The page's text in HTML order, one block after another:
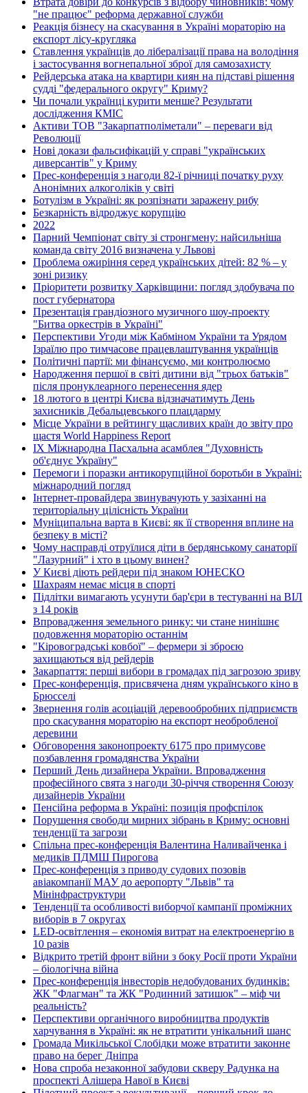
"не працює" реформа державної служби
Реакція бізнесу на скасування в Україні мораторію на
експорт лісу-кругляка
Ставлення українців до лібералізації права на володіння
і застосування вогнепальної зброї для самозахисту
Рейдерська атака на квартири киян на підставі рішення
судді "федерального округу" Криму?
Чи почали українці курити менше? Результати
дослідження КМІС
Активи ТОВ "Закарпатполіметали" – переваги від
Революції
Нові докази фальсифікацій у справі "українських
диверсантів" у Криму
Прес-конференція з нагоди 82-ї річниці початку руху
Анонімних алкоголіків у світі
Ботулізм в Україні: як розпізнати заражену рибу
Безкарність відроджує корупцію
2022
Парний Чемпіонат світу зі стронгмену: найсильніша
команда світу 2016 визначена у Львові
Проблема ожиріння серед українських дітей: 82 % – у
зоні ризику
Пріоритети розвитку Харківщини: погляд здобувача по
пост губернатора
Презентація грандіозного музичного шоу-проекту
"Битва оркестрів в Україні"
Перспективи Угоди між Кабміном України та Урядом
Ізраїлю про тимчасове працевлаштування українців
Політичні партії: ми фінансуємо, ми контролюємо
Народження першої в світі дитини від "трьох батьків"
після пронуклеарного перенесення ядер
18 лютого в центрі Києва відзначатимуть День
захисників Дебальцевського плацдарму
Місце України в рейтингу щасливих країн до звіту про
щастя World Happiness Report
ІХ Міжнародна Пасхальна асамблея "Духовність
об'єднує Україну"
Перемоги і поразки антикорупційної боротьби в Україні:
міжнародний погляд
Інтернет-провайдера звинувачують у зазіханні на
територіальну цілісність України
Муніципальна варта в Києві: як її створення вплине на
безпеку в місті?
Чому насправді отруїлися діти в бердянському санаторії
"Лазурний" і хто в цьому винен?
У Києві діють рейдери під знаком ЮНЕСКО
Шахраям немає місця в спорті
Підлітки вимагають усунути бар'єри в тестуванні на ВІЛ
з 14 років
Впровадження земельного ринку: чи стане нинішнє
подовження мораторію останнім
"Кіровоградські ковбої" – фермери зі зброєю
захищаються від рейдерів
Закарпаття: перші вибори в громадах під загрозою зриву
Прес-конференція, присвячена дням українського кіно в
Брюсселі
Звернення голів асоціацій деревообробних підприємств
про скасування мораторію на експорт необробленої
деревини
Обговорення законопроекту 6175 про примусове
позбавлення громадянства України
Перший День дизайнера України. Впровадження
професійного свята з нагоди 30-річчя створення Союзу
дизайнерів України
Пенсійна реформа в Україні: позиція профспілок
Порушення свободи мирних зібрань в Криму: основні
тенденції та загрози
Спільна прес-конференція Валентина Наливайченка і
медиків ПДМШ Пирогова
Прес-конференція з приводу судових позовів
авіакомпанії МАУ до аеропорту "Львів" та
Мінінфраструктури
Тенденції та особливості виборчої кампанії проміжних
виборів в 7 округах
LED-освітлення – економія витрат на електроенергію в
10 разів
Відкрито третій фронт війни з боку Росії проти України
– біологічна війна
Прес-конференція інвесторів недобудованих будинків:
ЖК "Флагман" та ЖК "Родинний затишок" – міф чи
реальність?
Перспективи органічного виробництва продуктів
харчування в Україні: як не втратити унікальний шанс
Громада Микільської Слобідки може втратити законне
право на берег Дніпра
Нова спроба незаконної забудови скверу Радунка на
проспекті Алішера Навої в Києві